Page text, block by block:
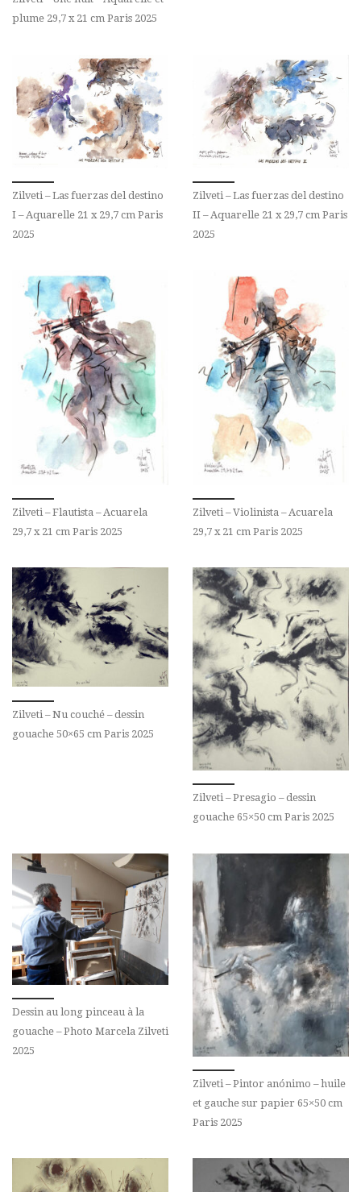
plume 29,7 x 21 cm Paris 2025
Zilveti – Las fuerzas del destino
I – Aquarelle 21 x 29,7 cm Paris
2025
Zilveti – Las fuerzas del destino
II – Aquarelle 21 x 29,7 cm Paris
2025
Zilveti – Flautista – Acuarela
29,7 x 21 cm Paris 2025
Zilveti – Violinista – Acuarela
29,7 x 21 cm Paris 2025
Zilveti – Nu couché – dessin
gouache 50×65 cm Paris 2025
Zilveti – Presagio – dessin
gouache 65×50 cm Paris 2025
Dessin au long pinceau à la
gouache – Photo Marcela Zilveti
2025
Zilveti – Pintor anónimo – huile
et gauche sur papier 65×50 cm
Paris 2025